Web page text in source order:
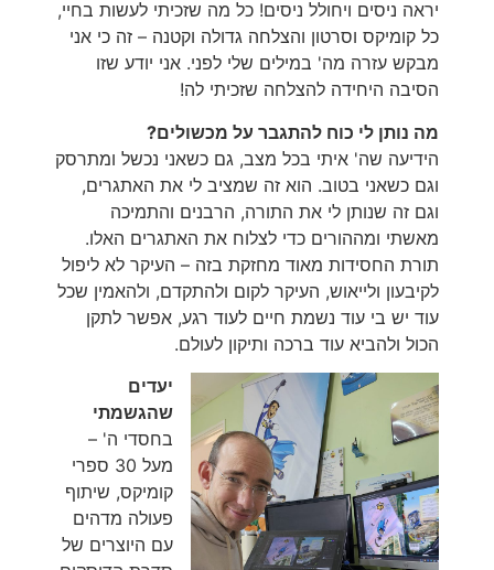
יראה ניסים ויחולל ניסים! כל מה שזכיתי לעשות בחיי,
כל קומיקס וסרטון והצלחה גדולה וקטנה – זה כי אני
מבקש עזרה מה' במילים שלי לפני. אני יודע שזו
הסיבה היחידה להצלחה שזכיתי לה!
מה נותן לי כוח להתגבר על מכשולים?
הידיעה שה' איתי בכל מצב, גם כשאני נכשל ומתרסק
וגם כשאני בטוב. הוא זה שמציב לי את האתגרים,
וגם זה שנותן לי את התורה, הרבנים והתמיכה
מאשתי ומההורים כדי לצלוח את האתגרים האלו.
תורת החסידות מאוד מחזקת בזה – העיקר לא ליפול
לקיבעון ולייאוש, העיקר לקום ולהתקדם, ולהאמין שכל
עוד יש בי עוד נשמת חיים לעוד רגע, אפשר לתקן
הכול ולהביא עוד ברכה ותיקון לעולם.
יעדים
שהגשמתי
בחסדי ה' –
מעל 30 ספרי
קומיקס, שיתוף
פעולה מדהים
עם היוצרים של